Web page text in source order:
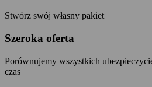
Stwórz swój własny pakiet
Szeroka oferta
Porównujemy wszystkich
czas